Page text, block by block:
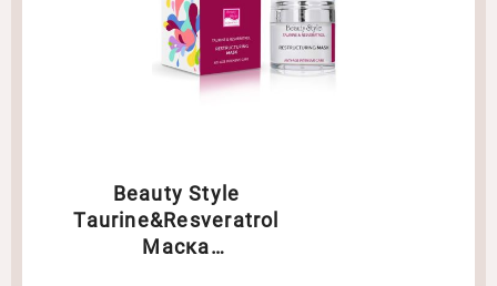
Beauty Style
Taurine&Resveratrol
Маска